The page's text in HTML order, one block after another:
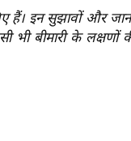
इन सुझावों और
बीमारी के लक्षणों